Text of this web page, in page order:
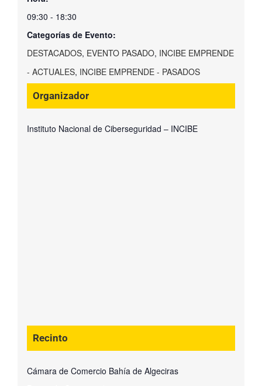
09:30 - 18:30
Categorías de Evento:
DESTACADOS, EVENTO PASADO, INCIBE EMPRENDE
- ACTUALES, INCIBE EMPRENDE - PASADOS
Organizador
Instituto Nacional de Ciberseguridad – INCIBE
Recinto
Cámara de Comercio Bahía de Algeciras